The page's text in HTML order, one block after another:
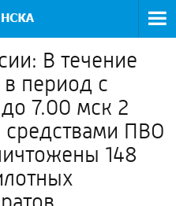
В течение
период с
7.00 мск 2
ПВО
148